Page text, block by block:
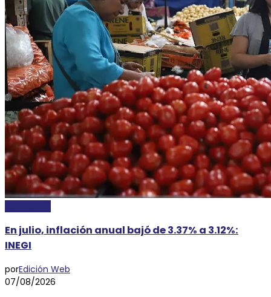
En julio, inflación anual bajó de 3.37% a 3.12%:
INEGI
porEdición Web
07/08/2026